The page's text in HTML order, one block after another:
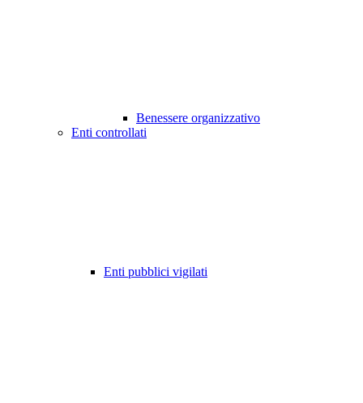
Benessere organizzativo
Enti controllati
Enti pubblici vigilati